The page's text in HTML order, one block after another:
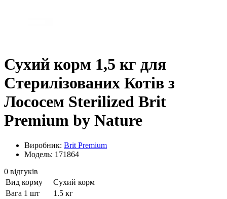
Сухий корм 1,5 кг для
Стерилізованих Котів з
Лососем Sterilized Brit
Premium by Nature
Виробник: Brit Premium
Модель: 171864
0 відгуків
Вид корму
Сухий корм
Вага 1 шт
1.5 кг